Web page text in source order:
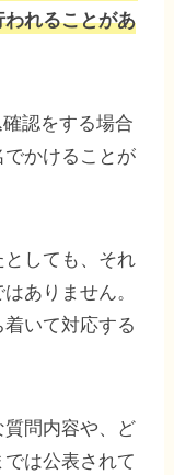
れることがあ
認をする場合
かけることが
しても、それ
ありません。
いて対応する
問内容や、ど
は公表されて